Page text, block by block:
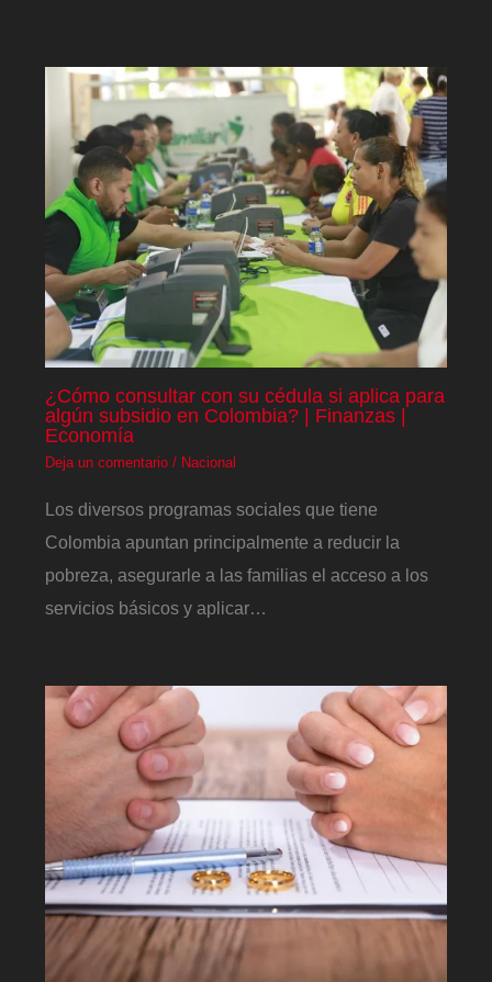
¿Cómo consultar con su cédula si aplica para
algún subsidio en Colombia? | Finanzas |
Economía
Deja un comentario / Nacional
Los diversos programas sociales que tiene
Colombia apuntan principalmente a reducir la
pobreza, asegurarle a las familias el acceso a los
servicios básicos y aplicar…